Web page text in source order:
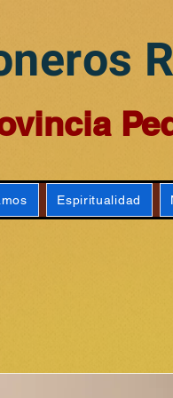
Espiritualidad